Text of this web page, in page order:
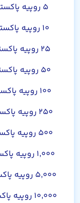
۵ روپیه پاکستان
۱۰ روپیه پاکستان
۲۵ روپیه پاکستان
۵۰ روپیه پاکستان
۱۰۰ روپیه پاکستان
۲۵۰ روپیه پاکستان
۵۰۰ روپیه پاکستان
۱,۰۰۰ روپیه پاکستان
۵,۰۰۰ روپیه پاکستان
۱۰,۰۰۰ روپیه پاکستان